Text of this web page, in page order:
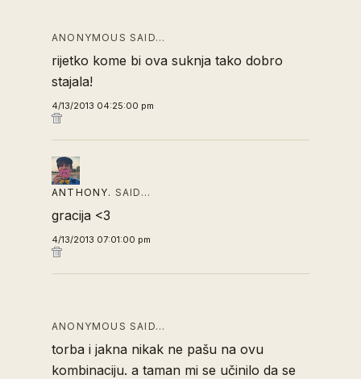
ANONYMOUS SAID…
rijetko kome bi ova suknja tako dobro
stajala!
4/13/2013 04:25:00 pm
ANTHONY. SAID…
gracija <3
4/13/2013 07:01:00 pm
ANONYMOUS SAID…
torba i jakna nikak ne pašu na ovu
kombinaciju. a taman mi se učinilo da se